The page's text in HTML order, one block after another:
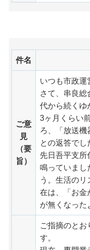
件名
ご意
見
（要
旨）
いつも市政運
さて、串良
代から続くゆ
3ヶ月くらい
ろ、「放送機
との返答で
先日吾平支所
鳴っていまし
う。生活の
在は、「お金
が無くなった
ご指摘のと
す。